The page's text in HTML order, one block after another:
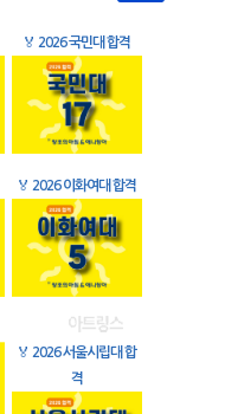
🏅 2026 국민대 합격
🏅 2026 이화여대 합격
🏅 2026 서울시립대 합
격